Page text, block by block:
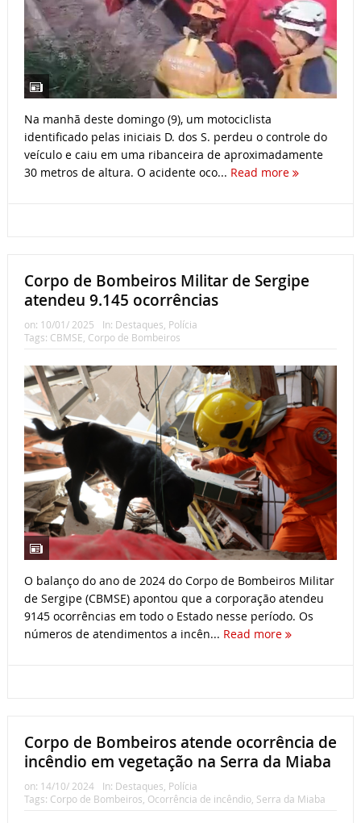
Na manhã deste domingo (9), um motociclista
identificado pelas iniciais D. dos S. perdeu o controle do
veículo e caiu em uma ribanceira de aproximadamente
30 metros de altura. O acidente oco... Read more
Corpo de Bombeiros Militar de Sergipe
atendeu 9.145 ocorrências
on: 10/01/ 2025 In: Destaques Polícia
Tags: CBMSE Corpo de Bombeiros
O balanço do ano de 2024 do Corpo de Bombeiros Militar
de Sergipe (CBMSE) apontou que a corporação atendeu
9145 ocorrências em todo o Estado nesse período. Os
números de atendimentos a incên... Read more
Corpo de Bombeiros atende ocorrência de
incêndio em vegetação na Serra da Miaba
on: 14/10/ 2024 In: Destaques Polícia
Tags: Corpo de Bombeiros Ocorrência de incêndio, Serra da Miaba